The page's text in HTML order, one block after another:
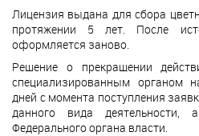
Лицензия выдана для сбора
протяжении 5 лет. После
оформляется заново.
Решение о прекращении
специализированным органом
дней с момента поступления
данного вида
Федерального органа власти.